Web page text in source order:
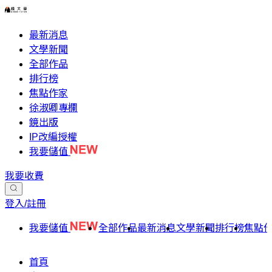
最新消息
文學新聞
全部作品
排行榜
焦點作家
徐淑卿專欄
鏡出版
IP改編授權
我要儲值
我要收費
登入/註冊
我要儲值 全部作品最新消息文學新聞排行榜焦點
首頁